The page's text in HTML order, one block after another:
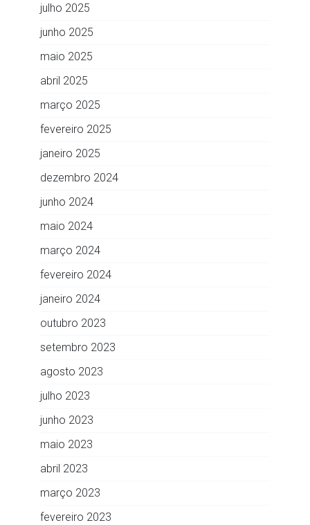
julho 2025
junho 2025
maio 2025
abril 2025
março 2025
fevereiro 2025
janeiro 2025
dezembro 2024
junho 2024
maio 2024
março 2024
fevereiro 2024
janeiro 2024
outubro 2023
setembro 2023
agosto 2023
julho 2023
junho 2023
maio 2023
abril 2023
março 2023
fevereiro 2023